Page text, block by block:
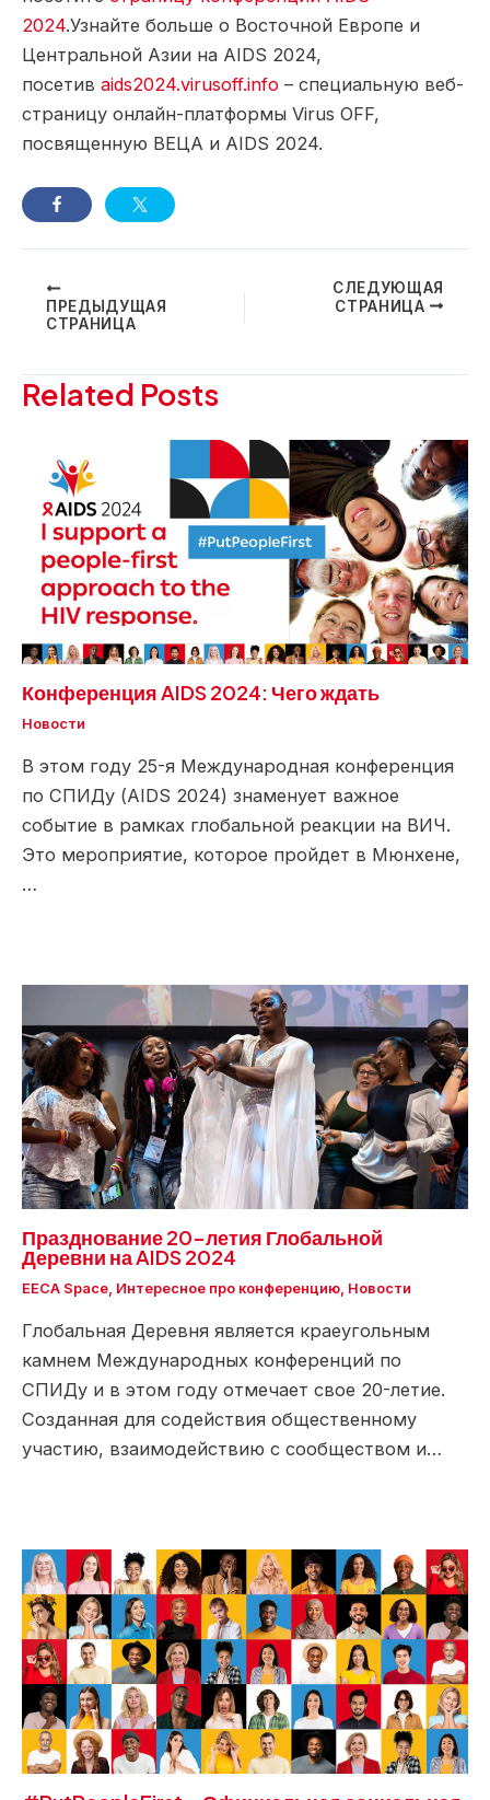
2024.Узнайте больше о Восточной Европе и
Центральной Азии на AIDS 2024,
посетив aids2024.virusoff.info – специальную веб-
страницу онлайн-платформы Virus OFF,
посвященную ВЕЦА и AIDS 2024.
Навигация
ПРЕДЫДУЩАЯ
СТРАНИЦА
СЛЕДУЮЩАЯ
СТРАНИЦА
Related Posts
Конференция AIDS 2024: Чего ждать
Новости
В этом году 25-я Международная конференция
по СПИДу (AIDS 2024) знаменует важное
событие в рамках глобальной реакции на ВИЧ.
Это мероприятие, которое пройдет в Мюнхене,
…
Празднование 20-летия Глобальной
Деревни на AIDS 2024
EECA Space Интересное про конференцию Новости
Глобальная Деревня является краеугольным
камнем Международных конференций по
СПИДу и в этом году отмечает свое 20-летие.
Созданная для содействия общественному
участию, взаимодействию с сообществом и…